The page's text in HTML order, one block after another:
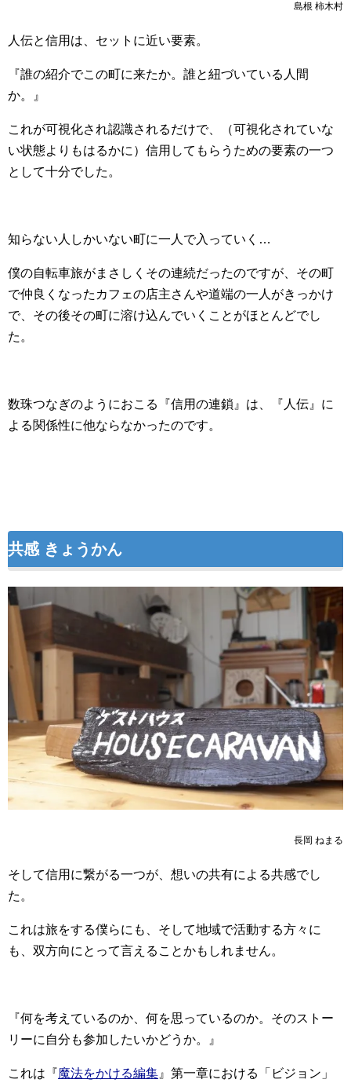
島根 柿木村
人伝と信用は、セットに近い要素。
『誰の紹介でこの町に来たか。誰と紐づいている人間
か。』
これが可視化され認識されるだけで、（可視化されていな
い状態よりもはるかに）信用してもらうための要素の一つ
として十分でした。
知らない人しかいない町に一人で入っていく…
僕の自転車旅がまさしくその連続だったのですが、その町
で仲良くなったカフェの店主さんや道端の一人がきっかけ
で、その後その町に溶け込んでいくことがほとんどでし
た。
数珠つなぎのようにおこる『信用の連鎖』は、『人伝』に
よる関係性に他ならなかったのです。
共感 きょうかん
長岡 ねまる
そして信用に繋がる一つが、想いの共有による共感でし
た。
これは旅をする僕らにも、そして地域で活動する方々に
も、双方向にとって言えることかもしれません。
『何を考えているのか、何を思っているのか。そのストー
リーに自分も参加したいかどうか。』
これは『魔法をかける編集 』第一章における「ビジョン」